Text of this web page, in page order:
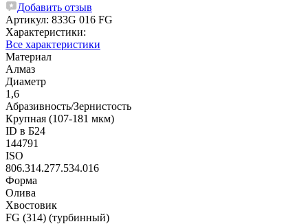
Добавить отзыв
Артикул: 833G 016 FG
Характеристики:
Все характеристики
Материал
Алмаз
Диаметр
1,6
Абразивность/Зернистость
Крупная (107-181 мкм)
ID в Б24
144791
ISO
806.314.277.534.016
Форма
Олива
Хвостовик
FG (314) (турбинный)